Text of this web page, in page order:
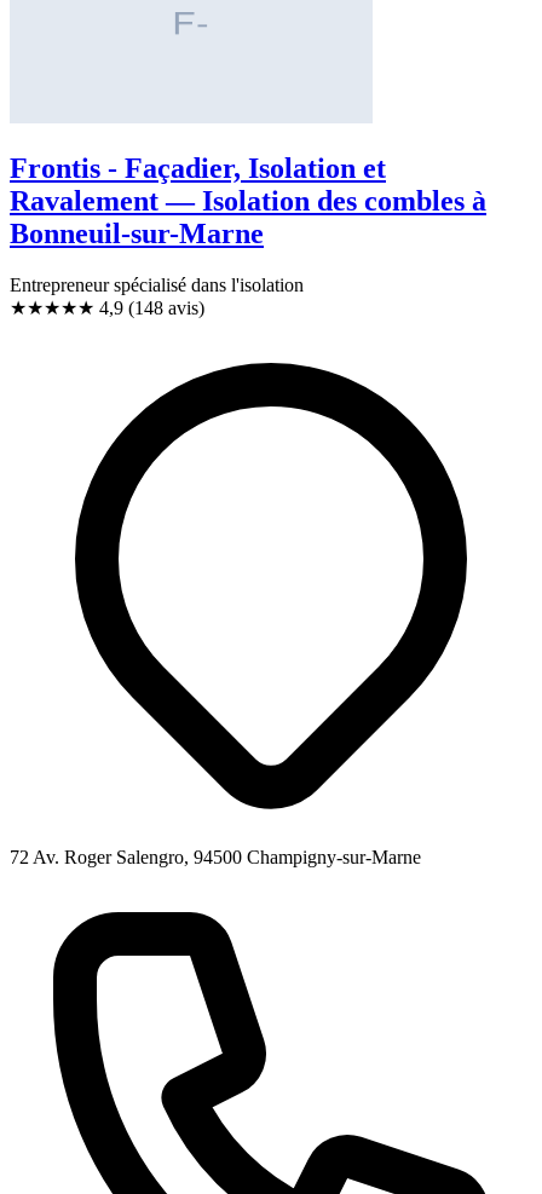
Frontis - Façadier, Isolation et
Ravalement — Isolation des combles à
Bonneuil-sur-Marne
Entrepreneur spécialisé dans l'isolation
★★★★★ 4,9 (148 avis)
72 Av. Roger Salengro, 94500 Champigny-sur-Marne